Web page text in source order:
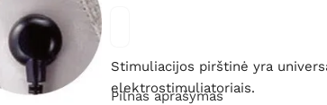
Stimuliacijos pirštinė yra
elektrostimuliatoriais.
Pilnas aprašymas